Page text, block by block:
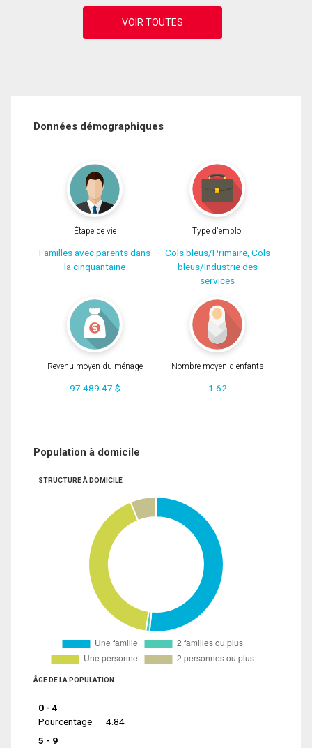
Données démographiques
Étape de vie
Familles avec parents dans
la cinquantaine
Type d'emploi
Cols bleus/Primaire, Cols
bleus/Industrie des
services
Revenu moyen du ménage
97 489.47 $
Nombre moyen d'enfants
1.62
Population à domicile
STRUCTURE À DOMICILE
ÂGE DE LA POPULATION
0 - 4
Pourcentage
4.84
5 - 9